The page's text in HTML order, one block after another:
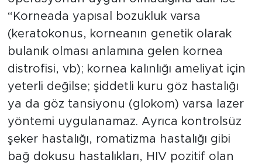
“Korneada yapısal bozukluk varsa
(keratokonus, korneanın genetik olarak
bulanık olması anlamına gelen kornea
distrofisi, vb); kornea kalınlığı ameliyat için
yeterli değilse; şiddetli kuru göz hastalığı
ya da göz tansiyonu (glokom) varsa lazer
yöntemi uygulanamaz. Ayrıca kontrolsüz
şeker hastalığı, romatizma hastalığı gibi
bağ dokusu hastalıkları, HIV pozitif olan